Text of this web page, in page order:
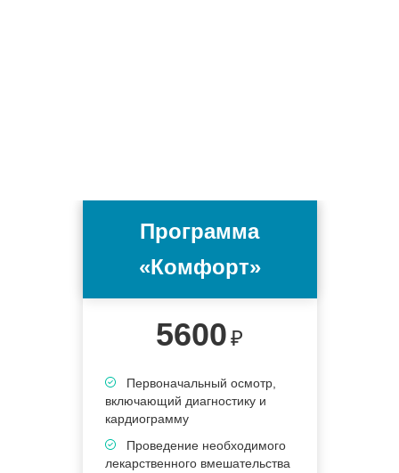
Программа
«Комфорт»
5600₽
Первоначальный осмотр,
включающий диагностику и
кардиограмму
Проведение необходимого
лекарственного вмешательства